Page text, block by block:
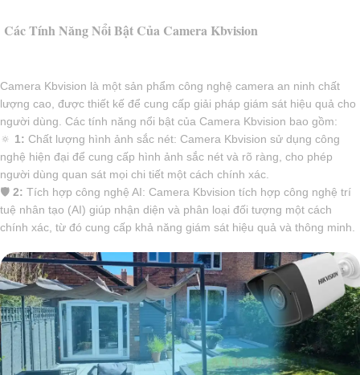
Các Tính Năng Nổi Bật Của Camera Kbvision
Camera Kbvision là một sản phẩm công nghệ camera an ninh chất
lượng cao, được thiết kế để cung cấp giải pháp giám sát hiệu quả cho
người dùng. Các tính năng nổi bật của Camera Kbvision bao gồm:
🔅 1: Chất lượng hình ảnh sắc nét: Camera Kbvision sử dụng công
nghệ hiện đại để cung cấp hình ảnh sắc nét và rõ ràng, cho phép
người dùng quan sát mọi chi tiết một cách chính xác.
🛡 2: Tích hợp công nghệ AI: Camera Kbvision tích hợp công nghệ trí
tuệ nhân tạo (AI) giúp nhận diện và phân loại đối tượng một cách
chính xác, từ đó cung cấp khả năng giám sát hiệu quả và thông minh.